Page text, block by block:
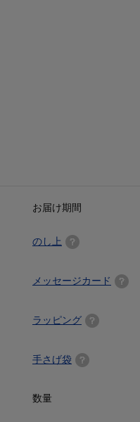
お届け期間
のし上
メッセージカード
ラッピング
手さげ袋
数量